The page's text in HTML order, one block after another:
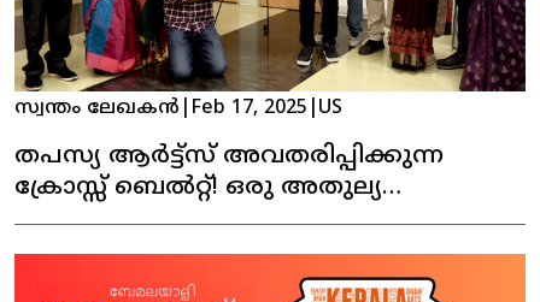
സ്വന്തം ലേഖകൻ Feb 17, 2025 US
തപസ്യ ആർട്ട്സ് അവതരിപ്പിക്കുന്ന
ക്രോസ്സ് ബെൽറ്റ്! ഒരു അതുല്യ
നാടകാനുഭവം!